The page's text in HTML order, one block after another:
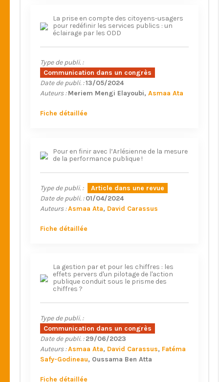
La prise en compte des citoyens-usagers
pour redéfinir les services publics : un
éclairage par les ODD
Type de publi. :
Communication dans un congrès
Date de publi. :13/05/2024
Auteurs : Meriem Mengi Elayoubi Asmaa Ata
Fiche détaillée
Pour en finir avec l’Arlésienne de la mesure
de la performance publique !
Type de publi. :
Article dans une revue
Date de publi. : 01/04/2024
Auteurs :Asmaa Ata David Carassus
Fiche détaillée
La gestion par et pour les chiffres : les
effets pervers d'un pilotage de l'action
publique conduit sous le prisme des
chiffres ?
Type de publi. :
Communication dans un congrès
Date de publi. : 29/06/2023
Auteurs :Asmaa Ata David Carassus Fatéma
Safy-Godineau Oussama Ben Atta
Fiche détaillée